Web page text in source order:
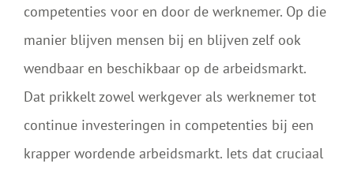
competenties voor en door de werknemer. Op die
manier blijven mensen bij en blijven zelf ook
wendbaar en beschikbaar op de arbeidsmarkt.
Dat prikkelt zowel werkgever als werknemer tot
continue investeringen in competenties bij een
krapper wordende arbeidsmarkt. Iets dat cruciaal